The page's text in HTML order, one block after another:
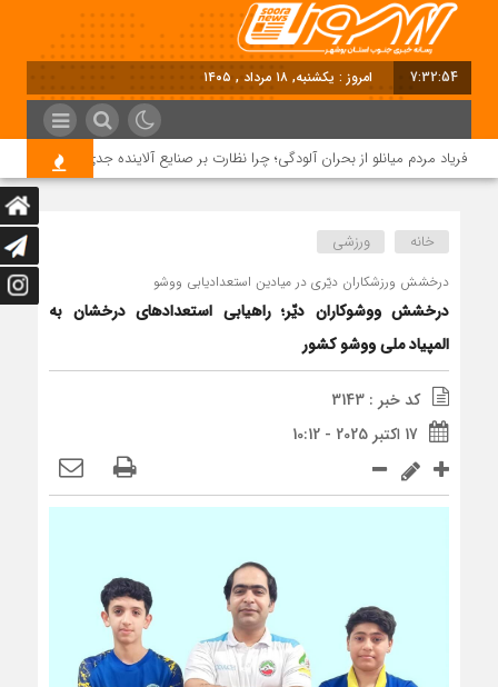
7:32:54 امروز : یکشنبه, ۱۸ مرداد , ۱۴۰۵
فریاد مردم میانلو از بحران آلودگی؛ چرا نظارت بر صنایع آلاینده جدی نیست؟
خانه ورزشی
درخشش ورزشکاران دیّری در میادین استعدادیابی ووشو
درخشش ووشوکاران دیّر؛ راهیابی استعدادهای درخشان به
المپیاد ملی ووشو کشور
کد خبر : 3143
17 اکتبر 2025 - 10:12